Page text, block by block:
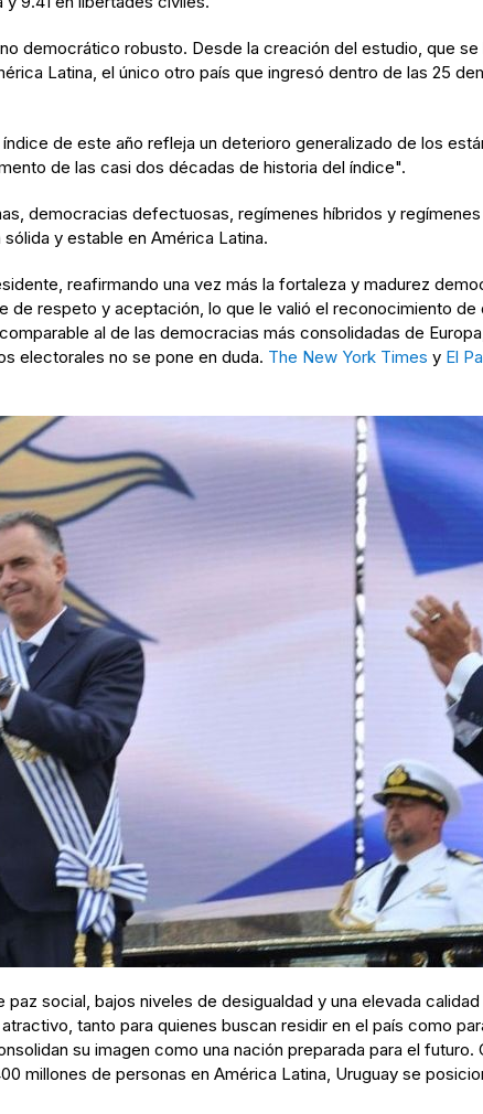
democrático robusto. Desde la creación del estudio, que
Latina, el único otro país que ingresó dentro de las 25
de este año refleja un deterioro generalizado de los
de las casi dos décadas de historia del índice".
democracias defectuosas, regímenes híbridos y
y estable en América Latina.
reafirmando una vez más la fortaleza y madurez
de respeto y aceptación, lo que le valió el reconocimiento
al de las democracias más consolidadas de
electorales no se pone en duda. The New York Times y El
social, bajos niveles de desigualdad y una elevada calidad
tanto para quienes buscan residir en el país como
su imagen como una nación preparada para el futuro.
millones de personas en América Latina, Uruguay se